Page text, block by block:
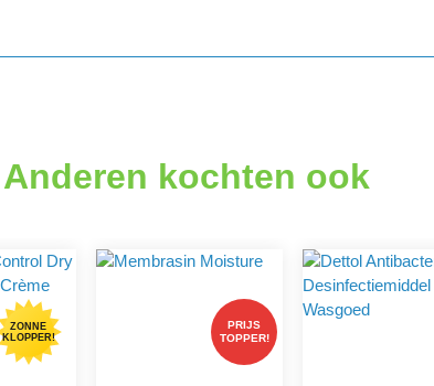
Anderen kochten ook
ZONNE
KLOPPER!
PRIJS
TOPPER!